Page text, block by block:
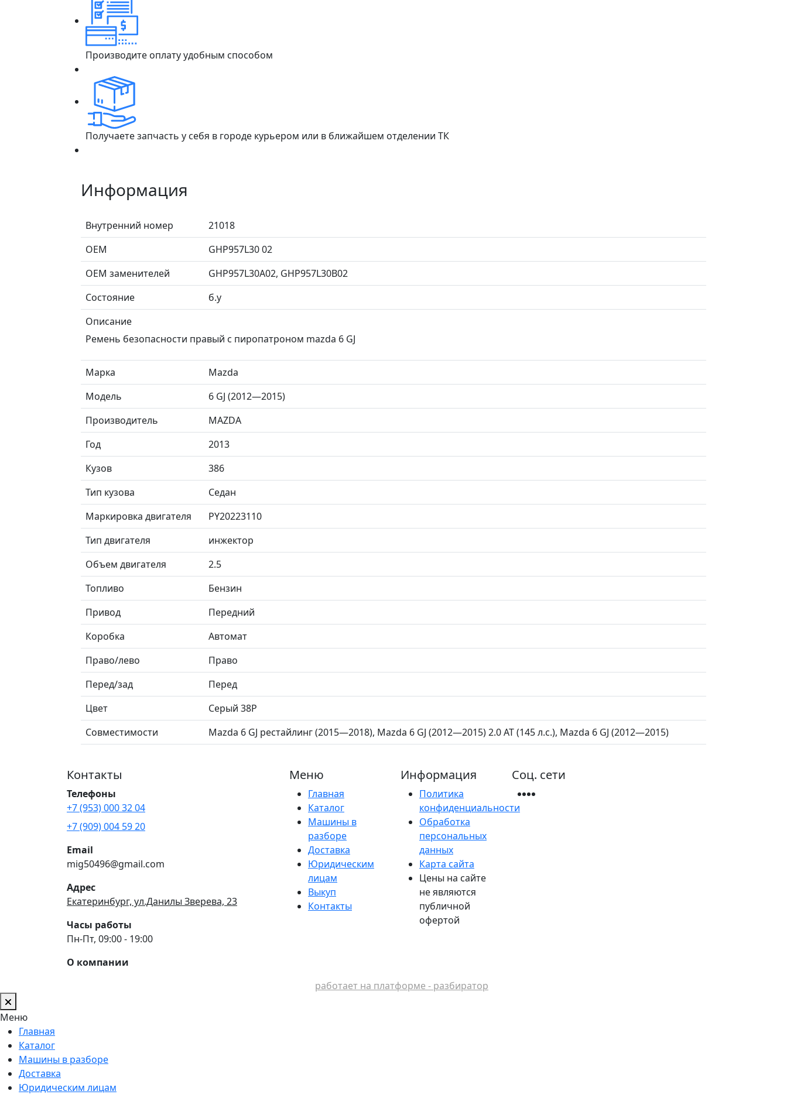
Производите оплату удобным способом
Получаете запчасть у себя в городе курьером или в ближайшем отделении ТК
Информация
Внутренний номер
21018
ОЕМ
GHP957L30 02
ОЕМ заменителей
GHP957L30A02, GHP957L30B02
Состояние
б.у
Описание
Ремень безопасности правый с пиропатроном mazda 6 GJ
Марка
Mazda
Модель
6 GJ (2012—2015)
Производитель
MAZDA
Год
2013
Кузов
386
Тип кузова
Седан
Маркировка двигателя
PY20223110
Тип двигателя
инжектор
Объем двигателя
2.5
Топливо
Бензин
Привод
Передний
Коробка
Автомат
Право/лево
Право
Перед/зад
Перед
Цвет
Серый 38P
Совместимости
Mazda 6 GJ рестайлинг (2015—2018), Mazda 6 GJ (2012—2015) 2.0 AT (145 л.с.), Mazda 6 GJ (2012—2015)
Контакты
Телефоны
+7 (953) 000 32 04
+7 (909) 004 59 20
Email
mig50496@gmail.com
Адрес
Екатеринбург, ул.Данилы Зверева, 23
Часы работы
Пн-Пт, 09:00 - 19:00
О компании
Меню
Главная
Каталог
Машины в
разборе
Доставка
Юридическим
лицам
Выкуп
Контакты
Информация
Политика
конфиденциальности
Обработка
персональных
данных
Карта сайта
Цены на сайте
не являются
публичной
офертой
Соц. сети
работает на платформе - разбиратор
Меню
Главная
Каталог
Машины в разборе
Доставка
Юридическим лицам